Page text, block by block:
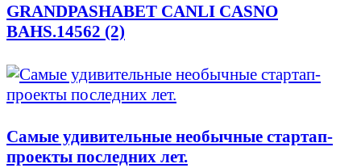
GRANDPASHABET CANLI CASNO
BAHS.14562 (2)
Самые удивительные необычные стартап-
проекты последних лет.